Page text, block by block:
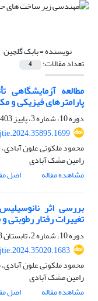
نویسنده =بابک گلچین
تعداد مقالات: 4
مطالعه آزمایشگاهی
پارامترهای فیزیکی و
دوره 10، شماره 3، پاییز 1403، صفحه
محمود ملکوتی علون
رامین مشک آبادی
مشاهده مقاله
اصل
بررسی اثر
تغییرات رفتار رطوبتی
دوره 10، شماره 2، تابستان 1403، صفحه
محمود ملکوتی علون
رامین مشک آبادی
مشاهده مقاله
اصل